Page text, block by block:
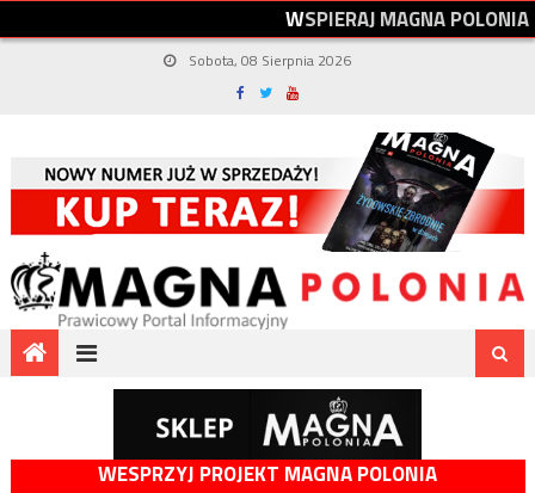
WSPIERAJMAGNAPOLONIA
Sobota, 08 Sierpnia 2026
WESPRZYJ PROJEKT MAGNA POLONIA